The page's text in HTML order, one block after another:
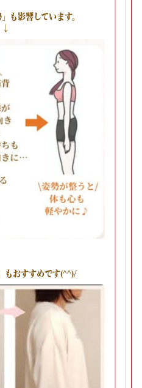
も影響しています。
↓
もおすすめです(^^)/